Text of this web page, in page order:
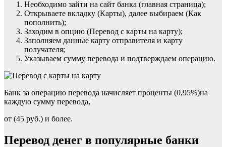
Необходимо зайти на сайт банка (главная страница);
Открываете вкладку (Карты), далее выбираем (Как
пополнить);
Заходим в опцию (Перевод с карты на карту);
Заполняем данные карту отправителя и карту
получателя;
Указываем сумму перевода и подтверждаем операцию.
Банк за операцию перевода начисляет проценты (0,95%)на
каждую сумму перевода,
от (45 руб.) и более.
Перевод денег в популярные банки